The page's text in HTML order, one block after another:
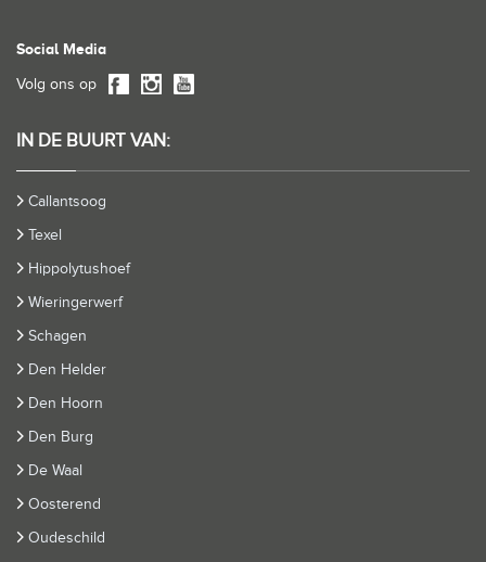
Social Media
Volg ons op
IN DE BUURT VAN:
Callantsoog
Texel
Hippolytushoef
Wieringerwerf
Schagen
Den Helder
Den Hoorn
Den Burg
De Waal
Oosterend
Oudeschild